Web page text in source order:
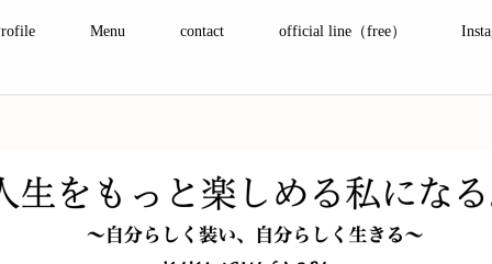
Menu contact official line（free）